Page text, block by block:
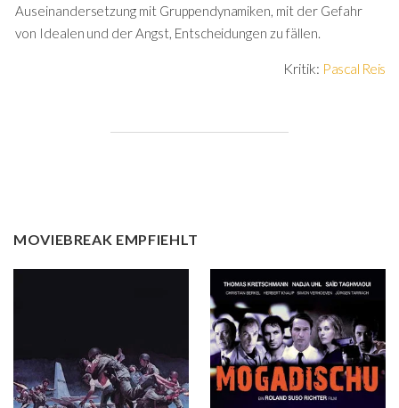
Auseinandersetzung mit Gruppendynamiken, mit der Gefahr
von Idealen und der Angst, Entscheidungen zu fällen.
Kritik: Pascal Reis
MOVIEBREAK EMPFIEHLT